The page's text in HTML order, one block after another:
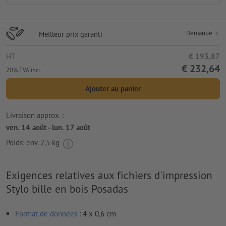
Meilleur prix garanti Demande
HT € 193,87
20% TVA incl. € 232,64
Ajouter au panier
Livraison approx. :
ven. 14 août - lun. 17 août
Poids: env. 2,5 kg
Exigences relatives aux fichiers d'impression
Stylo bille en bois Posadas
Format de données : 4 x 0,6 cm